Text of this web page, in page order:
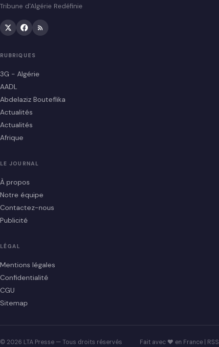
Tribune d'Algérie Redéfinie
RUBRIQUES
3G - Algérie
AADL
Abdelaziz Bouteflika
Actualités
Actualités
Afrique
LE JOURNAL
À propos
Notre équipe
Contactez-nous
Publicité
LÉGAL
Mentions légales
Confidentialité
CGU
Sitemap
© 2026 LTA Presse — Tous droits réservés Fait avec ♥ en France | RSS